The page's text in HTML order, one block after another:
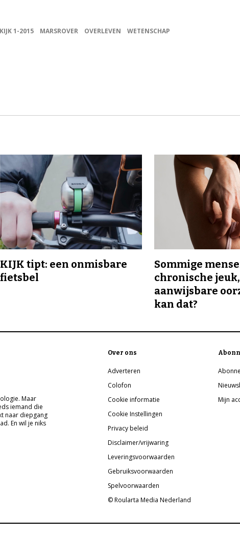
KIJK 1-2015 MARSROVER OVERLEVEN WETENSCHAP
KIJK tipt: een onmisbare
fietsbel
Sommige
chronische
aanwijsbare
kan dat?
Maar
iemand die
naar diepgang
En wil je niks
Over ons
Adverteren
Colofon
Cookie informatie
Cookie Instellingen
Privacy beleid
Disclaimer/vrijwaring
Leveringsvoorwaarden
Gebruiksvoorwaarden
Spelvoorwaarden
© Roularta Media Nederland
Mijn